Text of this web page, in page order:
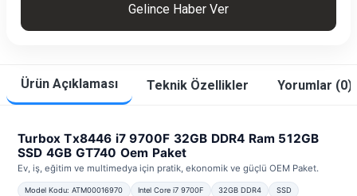
Gelince Haber Ver
Ürün Açıklaması Teknik Özellikler Yorumlar (0)
Turbox Tx8446 i7 9700F 32GB DDR4 Ram 512GB
SSD 4GB GT740 Oem Paket
Ev, iş, eğitim ve multimedya için pratik, ekonomik ve güçlü OEM Paket.
Model Kodu: ATM00016970 Intel Core i7 9700F 32GB DDR4
SSD